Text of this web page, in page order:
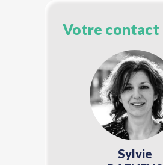
Votre contact
Sylvie